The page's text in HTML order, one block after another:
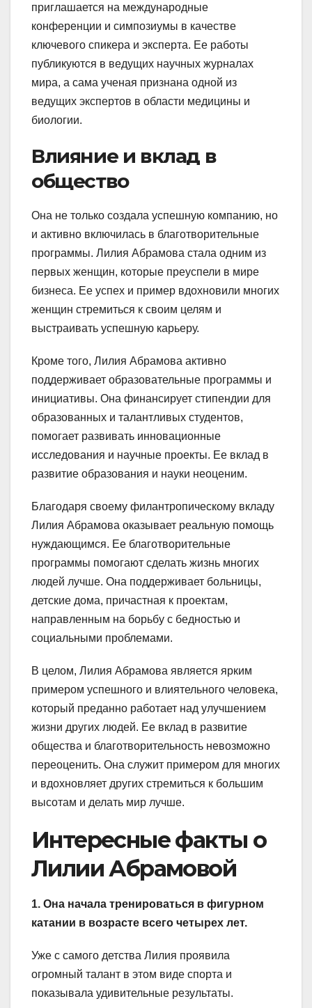
приглашается на международные
конференции и симпозиумы в качестве
ключевого спикера и эксперта. Ее работы
публикуются в ведущих научных журналах
мира, а сама ученая признана одной из
ведущих экспертов в области медицины и
биологии.
Влияние и вклад в
общество
Она не только создала успешную компанию, но
и активно включилась в благотворительные
программы. Лилия Абрамова стала одним из
первых женщин, которые преуспели в мире
бизнеса. Ее успех и пример вдохновили многих
женщин стремиться к своим целям и
выстраивать успешную карьеру.
Кроме того, Лилия Абрамова активно
поддерживает образовательные программы и
инициативы. Она финансирует стипендии для
образованных и талантливых студентов,
помогает развивать инновационные
исследования и научные проекты. Ее вклад в
развитие образования и науки неоценим.
Благодаря своему филантропическому вкладу
Лилия Абрамова оказывает реальную помощь
нуждающимся. Ее благотворительные
программы помогают сделать жизнь многих
людей лучше. Она поддерживает больницы,
детские дома, причастная к проектам,
направленным на борьбу с бедностью и
социальными проблемами.
В целом, Лилия Абрамова является ярким
примером успешного и влиятельного человека,
который преданно работает над улучшением
жизни других людей. Ее вклад в развитие
общества и благотворительность невозможно
переоценить. Она служит примером для многих
и вдохновляет других стремиться к большим
высотам и делать мир лучше.
Интересные факты о
Лилии Абрамовой
1. Она начала тренироваться в фигурном
катании в возрасте всего четырех лет.
Уже с самого детства Лилия проявила
огромный талант в этом виде спорта и
показывала удивительные результаты.